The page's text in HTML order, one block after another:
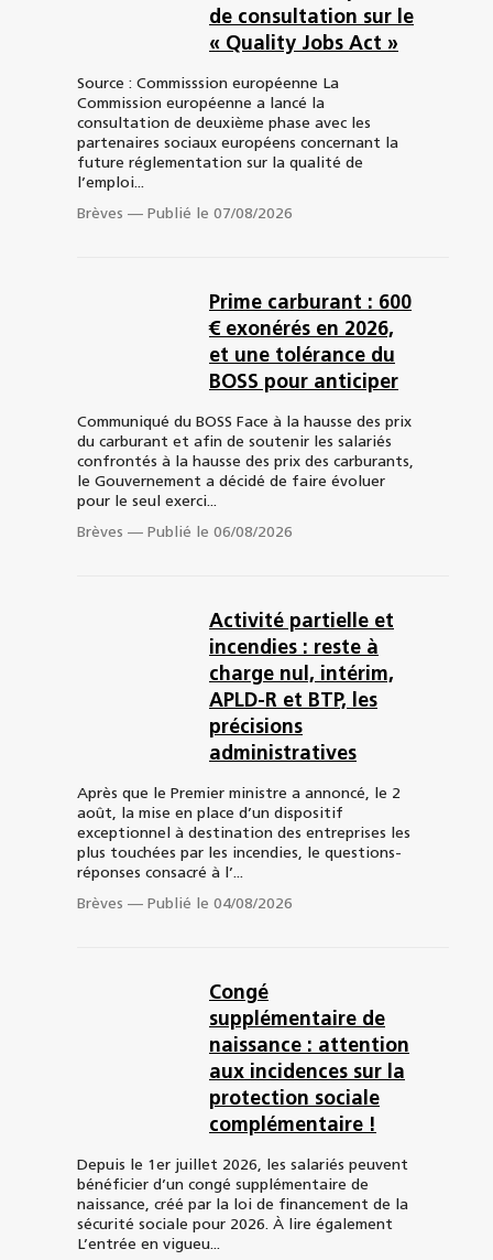
de consultation sur le
« Quality Jobs Act »
Source : Commisssion européenne La
Commission européenne a lancé la
consultation de deuxième phase avec les
partenaires sociaux européens concernant la
future réglementation sur la qualité de
l’emploi...
Brèves — Publié le 07/08/2026
Prime carburant : 600
€ exonérés en 2026,
et une tolérance du
BOSS pour anticiper
Communiqué du BOSS Face à la hausse des prix
du carburant et afin de soutenir les salariés
confrontés à la hausse des prix des carburants,
le Gouvernement a décidé de faire évoluer
pour le seul exerci...
Brèves — Publié le 06/08/2026
Activité partielle et
incendies : reste à
charge nul, intérim,
APLD-R et BTP, les
précisions
administratives
Après que le Premier ministre a annoncé, le 2
août, la mise en place d’un dispositif
exceptionnel à destination des entreprises les
plus touchées par les incendies, le questions-
réponses consacré à l’...
Brèves — Publié le 04/08/2026
Congé
supplémentaire de
naissance : attention
aux incidences sur la
protection sociale
complémentaire !
Depuis le 1er juillet 2026, les salariés peuvent
bénéficier d’un congé supplémentaire de
naissance, créé par la loi de financement de la
sécurité sociale pour 2026. À lire également
L’entrée en vigueu...